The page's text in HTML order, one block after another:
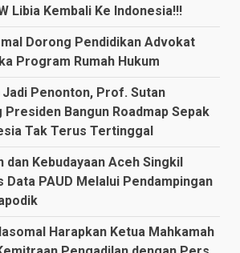
Libia Kembali Ke Indonesia!!!
Dorong Pendidikan Advokat
Program Rumah Hukum
Jadi Penonton, Prof. Sutan
Bangun Roadmap Sepak
Tak Terus Tertinggal
dan Kebudayaan Aceh Singkil
Data PAUD Melalui Pendampingan
Harapkan Ketua Mahkamah